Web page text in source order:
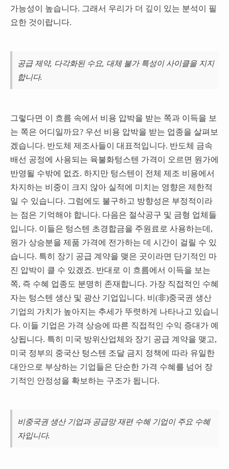
가능성이 높습니다. 그래서 우리가 더 깊이 있는 분석이 필
요한 것이랍니다.
공급 제약, 다각화된 수요, 대체 불가 특성이 사이클을 지지
합니다.
그렇다면 이 흐름 속에서 비용 압박을 받는 쪽과 이득을 보
는 쪽은 어디일까요? 우선 비용 압박을 받는 업종을 살펴보
겠습니다. 반도체 제조사들이 대표적입니다. 반도체 금속
배선 공정에 사용되는 육불화텅스텐 가격이 오르면 원가에
반영될 수밖에 없죠. 하지만 텅스텐이 전체 제조 비용에서
차지하는 비중이 크지 않아 실적에 미치는 영향은 제한적
일 수 있습니다. 그럼에도 불구하고 방향성은 부정적이라
는 점은 기억해야 합니다. 다음은 절삭공구 및 금형 업체들
입니다. 이들은 텅스텐 초경합금을 주원료로 사용하는데,
원가 상승분을 제품 가격에 전가하는 데 시간이 걸릴 수 있
습니다. 특히 장기 공급 계약을 맺은 곳이라면 단기적인 마
진 압박이 클 수 있겠죠. 반대로 이 흐름에서 이득을 보는
쪽, 즉 수혜 업종도 분명히 존재합니다. 가장 직접적인 수혜
자는 텅스텐 생산 및 광산 기업입니다. 비(非)중국권 생산
기업의 가치가 높아지는 추세가 뚜렷하게 나타나고 있습니
다. 이들 기업은 가격 상승에 따른 직접적인 수익 증대가 예
상됩니다. 특히 미국 방위산업체와 장기 공급 계약을 맺고,
미국 정부의 중국산 텅스텐 조달 금지 정책에 따라 유일한
대안으로 부상하는 기업들은 단순한 가격 수혜를 넘어 장
기적인 안정성을 확보하는 구조가 됩니다.
비중국권 생산 기업과 공급망 재편 수혜 기업이 주요 수혜
자입니다.